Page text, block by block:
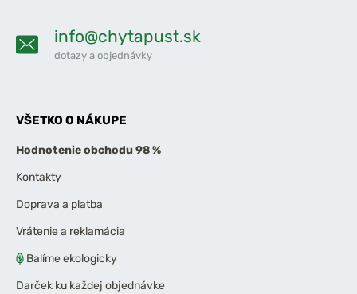
info@chytapust.sk
dotazy a objednávky
VŠETKO O NÁKUPE
Hodnotenie obchodu 98 %
Kontakty
Doprava a platba
Vrátenie a reklamácia
Balíme ekologicky
Darček ku každej objednávke